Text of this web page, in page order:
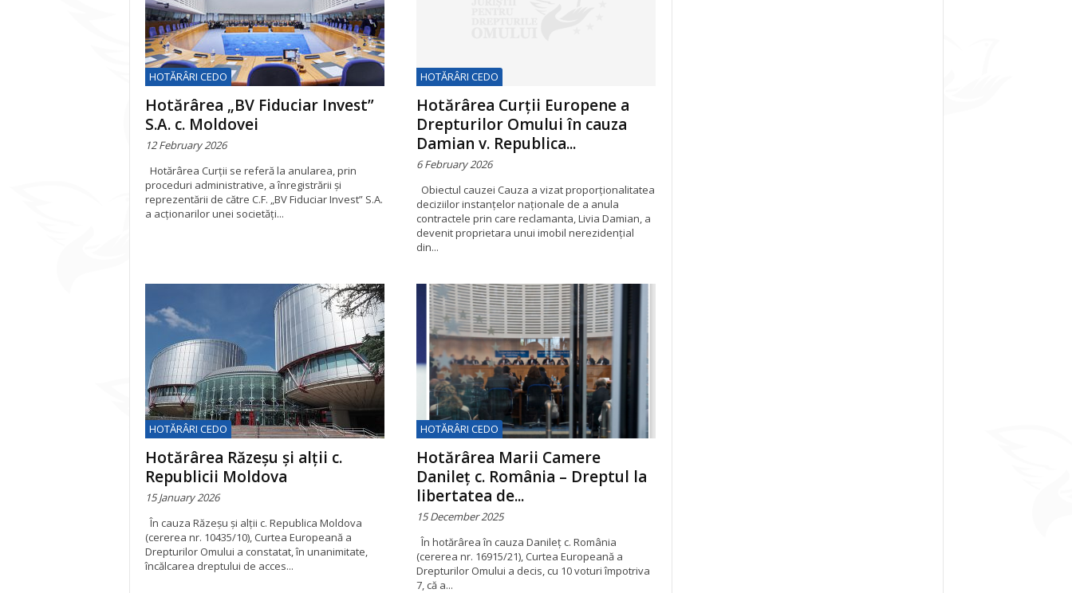
HOTĂRÂRI CEDO
Hotărârea „BV Fiduciar Invest”
S.A. c. Moldovei
12 February 2026
Hotărârea Curții se referă la anularea, prin
proceduri administrative, a înregistrării și
reprezentării de către C.F. „BV Fiduciar Invest” S.A.
a acționarilor unei societăți...
HOTĂRÂRI CEDO
Hotărârea Curții Europene a
Drepturilor Omului în cauza
Damian v. Republica...
6 February 2026
Obiectul cauzei Cauza a vizat proporționalitatea
deciziilor instanțelor naționale de a anula
contractele prin care reclamanta, Livia Damian, a
devenit proprietara unui imobil nerezidențial
din...
HOTĂRÂRI CEDO
Hotărârea Răzeșu și alții c.
Republicii Moldova
15 January 2026
În cauza Răzeșu și alții c. Republica Moldova
(cererea nr. 10435/10), Curtea Europeană a
Drepturilor Omului a constatat, în unanimitate,
încălcarea dreptului de acces...
HOTĂRÂRI CEDO
Hotărârea Marii Camere
Danileț c. România – Dreptul la
libertatea de...
15 December 2025
În hotărârea în cauza Danileţ c. România
(cererea nr. 16915/21), Curtea Europeană a
Drepturilor Omului a decis, cu 10 voturi împotriva
7, că a...